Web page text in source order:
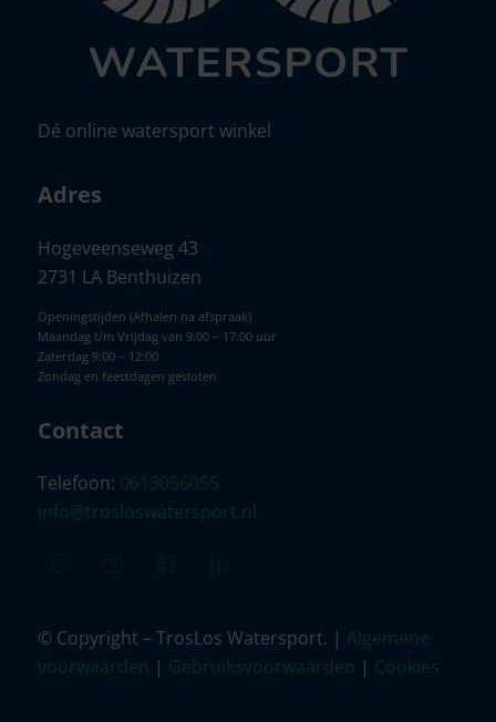
Dé online watersport winkel
Adres
Hogeveenseweg 43
2731 LA Benthuizen
Openingstijden (Afhalen na afspraak)
Maandag t/m Vrijdag van 9:00 – 17:00 uur
Zaterdag 9:00 – 12:00
Zondag en feestdagen gesloten
Contact
Telefoon: 0613056055
info@trosloswatersport.nl
© Copyright – TrosLos Watersport. | Algemene
voorwaarden | Gebruiksvoorwaarden | Cookies